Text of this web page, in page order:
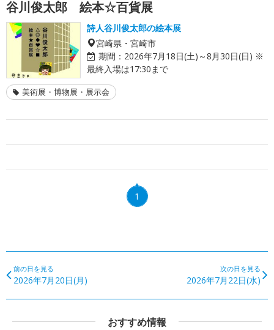
谷川俊太郎 絵本☆百貨展
詩人谷川俊太郎の絵本展
宮崎県・宮崎市
期間： 2026年7月18日(土)～8月30日(日) ※
最終入場は17:30まで
美術展・博物展・展示会
1
前の日を見る
2026年7月20日(月)
次の日を見る
2026年7月22日(水)
おすすめ情報